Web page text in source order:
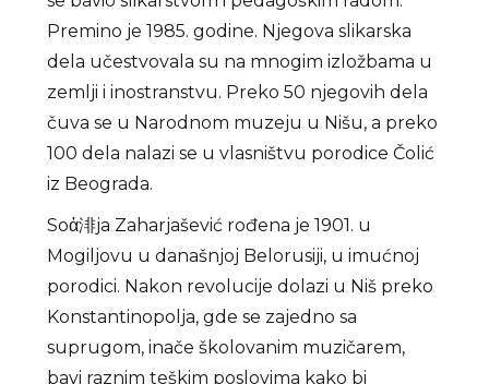
Premino je 1985. godine. Njegova slikarska
dela učestvovala su na mnogim izložbama u
zemlji i inostranstvu. Preko 50 njegovih dela
čuva se u Narodnom muzeju u Nišu, a preko
100 dela nalazi se u vlasništvu porodice Čolić
iz Beograda.
Soἀ渄ja Zaharjašević rođena je 1901. u
Mogiljovu u današnjoj Belorusiji, u imućnoj
porodici. Nakon revolucije dolazi u Niš preko
Konstantinopolja, gde se zajedno sa
suprugom, inače školovanim muzičarem,
bavi raznim teškim poslovima kako bi